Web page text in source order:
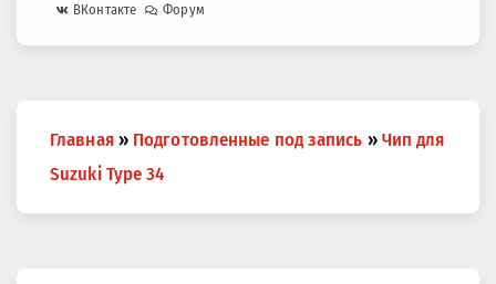
ВКонтакте
Форум
здесь
Главная » Подготовленные под запись » Чип для
Suzuki Type 34